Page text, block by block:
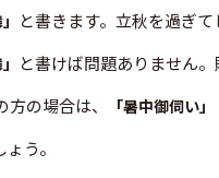
と書きます。立秋を過ぎて
と書けば問題ありません
の場合は、
「暑中御伺い
う。